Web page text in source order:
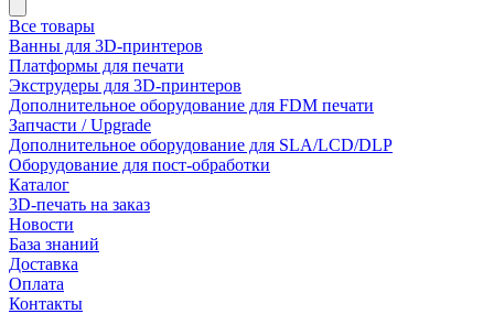
Все товары
Ванны для 3D-принтеров
Платформы для печати
Экструдеры для 3D-принтеров
Дополнительное оборудование для FDM печати
Запчасти / Upgrade
Дополнительное оборудование для SLA/LCD/DLP
Оборудование для пост-обработки
Каталог
3D-печать на заказ
Новости
База знаний
Доставка
Оплата
Контакты